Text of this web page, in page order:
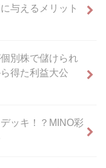
与えるメリット
別株で儲けられ
得た利益大公
ッキ！？MINO彩